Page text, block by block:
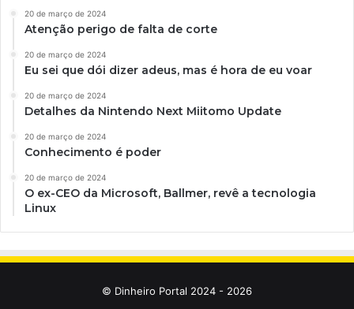
20 de março de 2024
Atenção perigo de falta de corte
20 de março de 2024
Eu sei que dói dizer adeus, mas é hora de eu voar
20 de março de 2024
Detalhes da Nintendo Next Miitomo Update
20 de março de 2024
Conhecimento é poder
20 de março de 2024
O ex-CEO da Microsoft, Ballmer, revê a tecnologia
Linux
© Dinheiro Portal 2024 - 2026